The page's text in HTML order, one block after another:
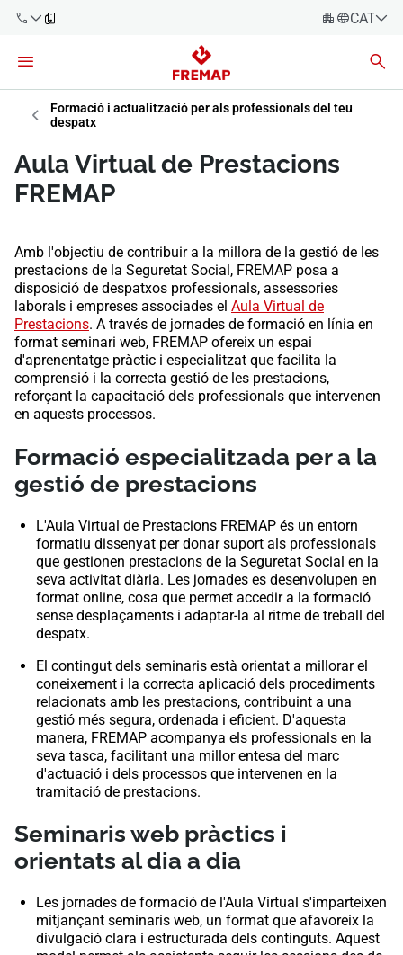
900 61 00
61
+34 91
919 61 61
900 61 00
61
CATALÀ
Español
Euskara
Empreses
Treballadors
Autònoms
Proveïdors
Formació i actualització per als professionals del teu
despatx
Aula Virtual de Prestacions
FREMAP
Amb l'objectiu de contribuir a la millora de la gestió de les
prestacions de la Seguretat Social, FREMAP posa a
disposició de despatxos professionals, assessories
laborals i empreses associades el Aula Virtual de
Prestacions. A través de jornades de formació en línia en
format seminari web, FREMAP ofereix un espai
d'aprenentatge pràctic i especialitzat que facilita la
comprensió i la correcta gestió de les prestacions,
reforçant la capacitació dels professionals que intervenen
en aquests processos.
Formació especialitzada per a la
gestió de prestacions
L'Aula Virtual de Prestacions FREMAP és un entorn
formatiu dissenyat per donar suport als professionals
que gestionen prestacions de la Seguretat Social en la
seva activitat diària. Les jornades es desenvolupen en
format online, cosa que permet accedir a la formació
sense desplaçaments i adaptar-la al ritme de treball del
despatx.
El contingut dels seminaris està orientat a millorar el
coneixement i la correcta aplicació dels procediments
relacionats amb les prestacions, contribuint a una
gestió més segura, ordenada i eficient. D'aquesta
manera, FREMAP acompanya els professionals en la
seva tasca, facilitant una millor entesa del marc
d'actuació i dels processos que intervenen en la
tramitació de prestacions.
Seminaris web pràctics i
orientats al dia a dia
Les jornades de formació de l'Aula Virtual s'imparteixen
mitjançant seminaris web, un format que afavoreix la
divulgació clara i estructurada dels continguts. Aquest